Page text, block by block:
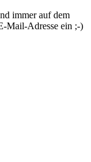
immer auf dem
Mail-Adresse ein ;-)